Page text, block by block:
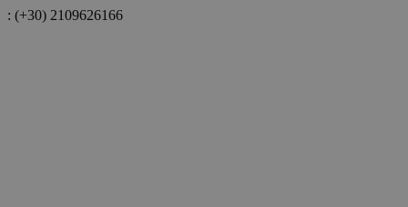
: (+30) 2109626166